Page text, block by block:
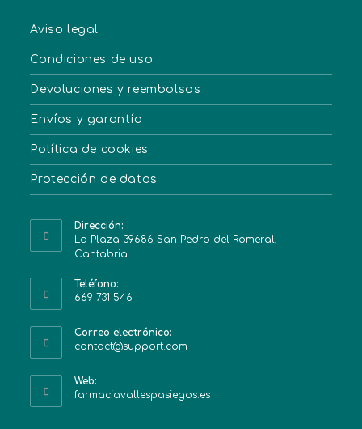
Aviso legal
Condiciones de uso
Devoluciones y reembolsos
Envíos y garantía
Política de cookies
Protección de datos
Dirección:
La Plaza 39686 San Pedro del Romeral,
Cantabria
Teléfono:
669 731 546
Correo electrónico:
contact@support.com
Web:
farmaciavallespasiegos.es